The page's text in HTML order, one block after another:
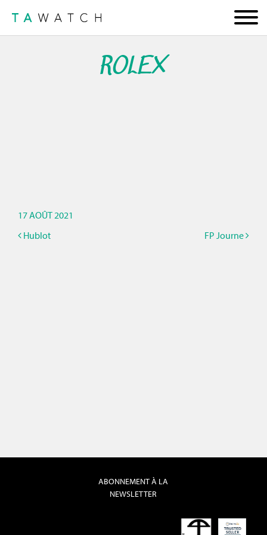
ROLEX
17 AOÛT 2021
Hublot
FP Journe
ABONNEMENT À LA
NEWSLETTER